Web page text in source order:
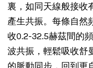
裏，如同天線般接收
產生共振。每條自然
收0.2-32.5赫茲間的
波共振，輕鬆吸收舒
的脈動同步，回到更